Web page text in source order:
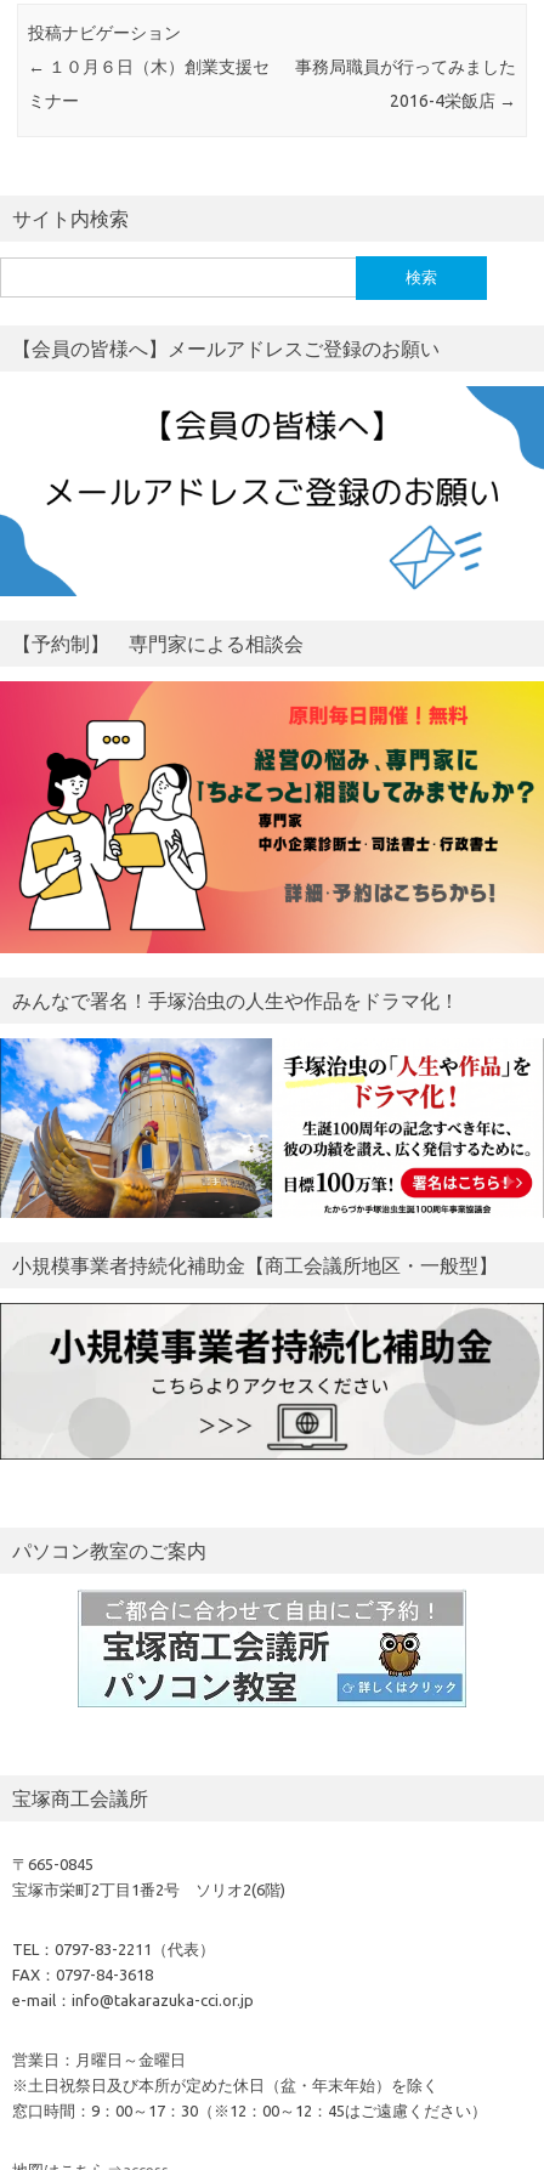
投稿ナビゲーション
← １０月６日（木）創業支援セ
ミナー
事務局職員が行ってみました
2016-4栄飯店 →
サイト内検索
索:
【会員の皆様へ】メールアドレスご登録のお願い
【予約制】 専門家による相談会
みんなで署名！手塚治虫の人生や作品をドラマ化！
小規模事業者持続化補助金【商工会議所地区・一般型】
パソコン教室のご案内
宝塚商工会議所
〒665-0845
宝塚市栄町2丁目1番2号 ソリオ2(6階)
TEL：0797-83-2211（代表）
FAX：0797-84-3618
e-mail：info@takarazuka-cci.or.jp
営業日：月曜日～金曜日
※土日祝祭日及び本所が定めた休日（盆・年末年始）を除く
窓口時間：9：00～17：30（※12：00～12：45はご遠慮ください）